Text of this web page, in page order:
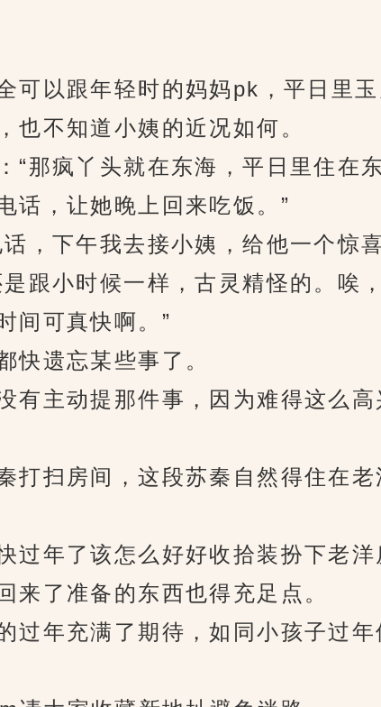
以跟年轻时的妈妈pk，平日里玉
也不知道小姨的近况如何。
疯丫头就在东海，平日里住在
话，让她晚上回来吃饭。”
下午我去接小姨，给他一个惊
小时候一样，古灵精怪的。唉
间可真快啊。”
遗忘某些事了。
主动提那件事，因为难得这么高
扫房间，这段苏秦自然得住在老
年了该怎么好好收拾装扮下老洋
来了准备的东西也得充足点。
年充满了期待，如同小孩子过年